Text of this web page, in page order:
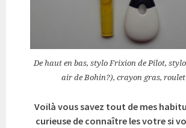
De haut en bas, stylo Frixion de Pilot,
air de Bohin?), crayon gras,
Voilà vous savez tout de mes
curieuse de connaître les votre si